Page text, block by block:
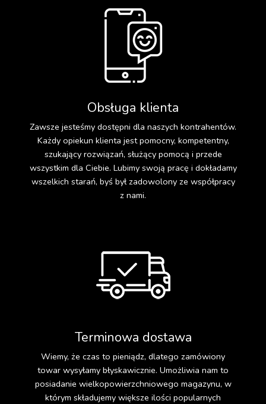
Obsługa klienta
Zawsze jesteśmy dostępni dla naszych kontrahentów.
Każdy opiekun klienta jest pomocny, kompetentny,
szukający rozwiązań, służący pomocą i przede
wszystkim dla Ciebie. Lubimy swoją pracę i dokładamy
wszelkich starań, byś był zadowolony ze współpracy
z nami.
Terminowa dostawa
Wiemy, że czas to pieniądz, dlatego zamówiony
towar wysyłamy błyskawicznie. Umożliwia nam to
posiadanie wielkopowierzchniowego magazynu, w
którym składujemy większe ilości popularnych